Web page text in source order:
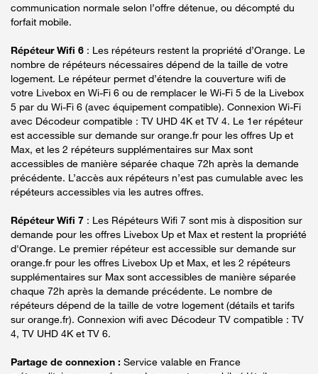
communication normale selon l’offre détenue, ou décompté du
forfait mobile.
Répéteur Wifi 6 : Les répéteurs restent la propriété d’Orange. Le
nombre de répéteurs nécessaires dépend de la taille de votre
logement. Le répéteur permet d’étendre la couverture wifi de
votre Livebox en Wi-Fi 6 ou de remplacer le Wi-Fi 5 de la Livebox
5 par du Wi-Fi 6 (avec équipement compatible). Connexion Wi-Fi
avec Décodeur compatible : TV UHD 4K et TV 4. Le 1er répéteur
est accessible sur demande sur orange.fr pour les offres Up et
Max, et les 2 répéteurs supplémentaires sur Max sont
accessibles de manière séparée chaque 72h après la demande
précédente. L’accès aux répéteurs n’est pas cumulable avec les
répéteurs accessibles via les autres offres.
Répéteur Wifi 7 : Les Répéteurs Wifi 7 sont mis à disposition sur
demande pour les offres Livebox Up et Max et restent la propriété
d'Orange. Le premier répéteur est accessible sur demande sur
orange.fr pour les offres Livebox Up et Max, et les 2 répéteurs
supplémentaires sur Max sont accessibles de manière séparée
chaque 72h après la demande précédente. Le nombre de
répéteurs dépend de la taille de votre logement (détails et tarifs
sur orange.fr). Connexion wifi avec Décodeur TV compatible : TV
4, TV UHD 4K et TV 6.
Partage de connexion : Service valable en France